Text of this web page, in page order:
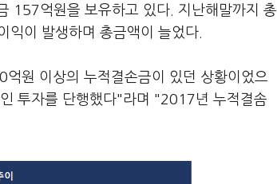
157억원을 보유하고 있다. 지난해말까지 총
이 발생하며 총금액이 늘었다.
원 이상의 누적결손금이 있던 상황이었으
투자를 단행했다"라며 "2017년 누적결솜